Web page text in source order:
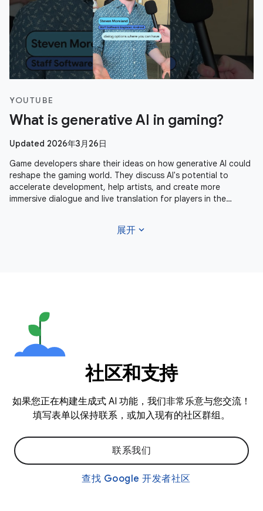
YOUTUBE
What is generative AI in gaming?
Updated 2026年3月26日
Game developers share their ideas on how generative AI could
reshape the gaming world. They discuss AI's potential to
accelerate development, help artists, and create more
immersive dialogue and live translation for players in the
展开 expand_more
社区和支持
如果您正在构建生成式 AI 功能，我们非常乐意与您交流！
填写表单以保持联系，或加入现有的社区群组。
联系我们
查找 Google 开发者社区